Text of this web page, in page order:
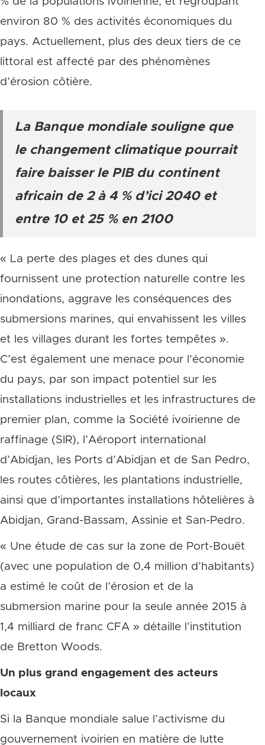
environ 80 % des activités économiques du
pays. Actuellement, plus des deux tiers de ce
littoral est affecté par des phénomènes
d’érosion côtière.
La Banque mondiale souligne que
le changement climatique pourrait
faire baisser le PIB du continent
africain de 2 à 4 % d’ici 2040 et
entre 10 et 25 % en 2100
« La perte des plages et des dunes qui
fournissent une protection naturelle contre les
inondations, aggrave les conséquences des
submersions marines, qui envahissent les villes
et les villages durant les fortes tempêtes ».
C’est également une menace pour l’économie
du pays, par son impact potentiel sur les
installations industrielles et les infrastructures de
premier plan, comme la Société ivoirienne de
raffinage (SIR), l’Aéroport international
d’Abidjan, les Ports d’Abidjan et de San Pedro,
les routes côtières, les plantations industrielle,
ainsi que d’importantes installations hôtelières à
Abidjan, Grand-Bassam, Assinie et San-Pedro.
« Une étude de cas sur la zone de Port-Bouët
(avec une population de 0,4 million d’habitants)
a estimé le coût de l’érosion et de la
submersion marine pour la seule année 2015 à
1,4 milliard de franc CFA » détaille l’institution
de Bretton Woods.
Un plus grand engagement des acteurs
locaux
Si la Banque mondiale salue l’activisme du
gouvernement ivoirien en matière de lutte